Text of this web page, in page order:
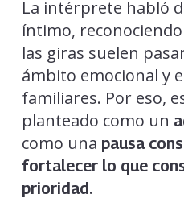
La intérprete habló
íntimo,
las giras suelen
ámbito emocional y
familiares. Por eso,
planteado como un
como una pausa
fortalecer lo que
prioridad.